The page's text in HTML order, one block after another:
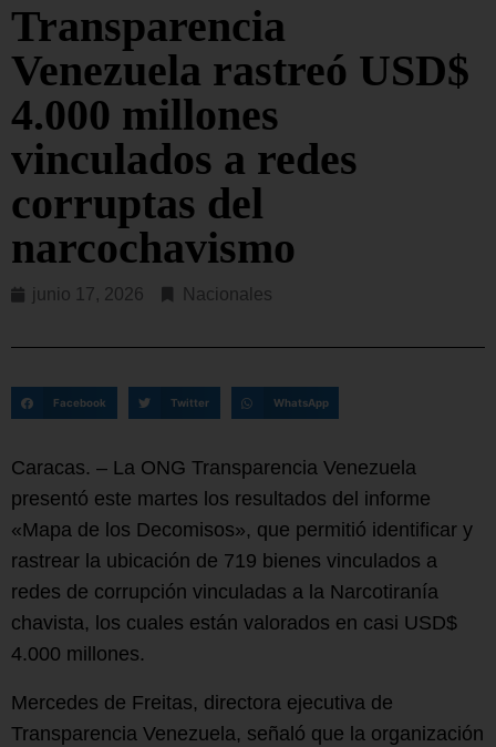
Transparencia
Venezuela rastreó USD$
4.000 millones
vinculados a redes
corruptas del
narcochavismo
junio 17, 2026 Nacionales
Facebook Twitter WhatsApp
Caracas. – La ONG Transparencia Venezuela
presentó este martes los resultados del informe
«Mapa de los Decomisos», que permitió identificar y
rastrear la ubicación de 719 bienes vinculados a
redes de corrupción vinculadas a la Narcotiranía
chavista, los cuales están valorados en casi USD$
4.000 millones.
Mercedes de Freitas, directora ejecutiva de
Transparencia Venezuela, señaló que la organización